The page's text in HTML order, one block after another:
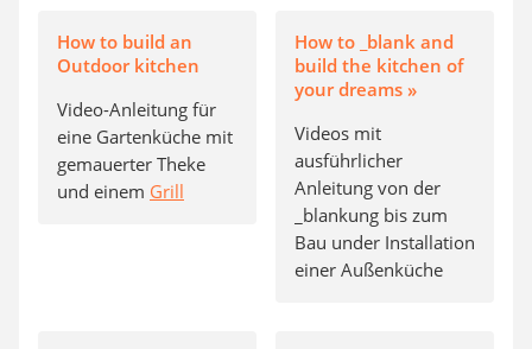
How to build an
Outdoor kitchen
Video-Anleitung für
eine Gartenküche mit
gemauerter Theke
und einem Grill
How to _blank and
build the kitchen of
your dreams »
Videos mit
ausführlicher
Anleitung von der
_blankung bis zum
Bau under Installation
einer Außenküche